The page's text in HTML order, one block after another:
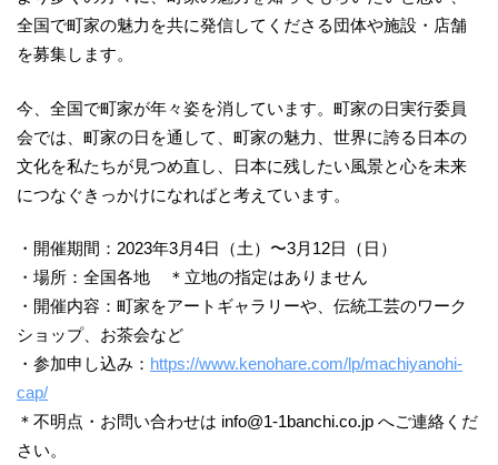
全国で町家の魅力を共に発信してくださる団体や施設・店舗
を募集します。
今、全国で町家が年々姿を消しています。町家の日実行委員
会では、町家の日を通して、町家の魅力、世界に誇る日本の
文化を私たちが見つめ直し、日本に残したい風景と心を未来
につなぐきっかけになればと考えています。
・開催期間：2023年3月4日（土）〜3月12日（日）
・場所：全国各地 ＊立地の指定はありません
・開催内容：町家をアートギャラリーや、伝統工芸のワーク
ショップ、お茶会など
・参加申し込み： https://www.kenohare.com/lp/machiyanohi-
cap/
＊不明点・お問い合わせは info@1-1banchi.co.jp へご連絡くだ
さい。